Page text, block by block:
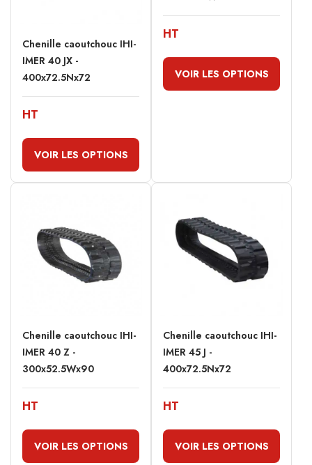
Chenille caoutchouc IHI-
IMER 40 JX -
400x72.5Nx72
HT
VOIR LES OPTIONS
HT
VOIR LES OPTIONS
Chenille caoutchouc IHI-
IMER 40 Z -
300x52.5Wx90
HT
VOIR LES OPTIONS
Chenille caoutchouc IHI-
IMER 45 J -
400x72.5Nx72
HT
VOIR LES OPTIONS